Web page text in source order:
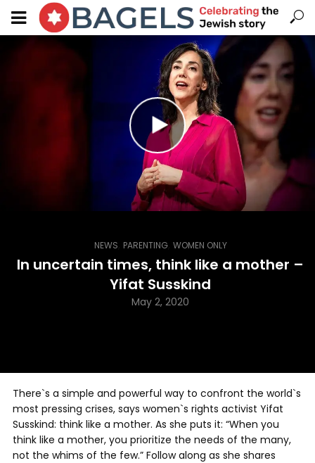
NEWS PARENTING, WOMEN ONLY
In uncertain times, think like a mother –
Yifat Susskind
May 2, 2020
There`s a simple and powerful way to confront the world`s
most pressing crises, says women`s rights activist Yifat
Susskind: think like a mother. As she puts it: “When you
think like a mother, you prioritize the needs of the many,
not the whims of the few.” Follow along as she shares